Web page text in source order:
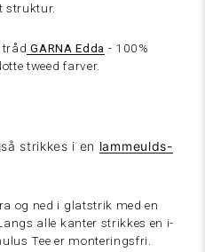
Cream
struktur.
tråd GARNA Edda - 100%
tweed farver.
strikkes i en lammeulds-
og ned i glatstrik med en
alle kanter strikkes en i-
Tee er monteringsfri.